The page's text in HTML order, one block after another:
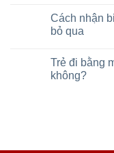
Cách nhận
bỏ qua
Trẻ đi bằng
không?